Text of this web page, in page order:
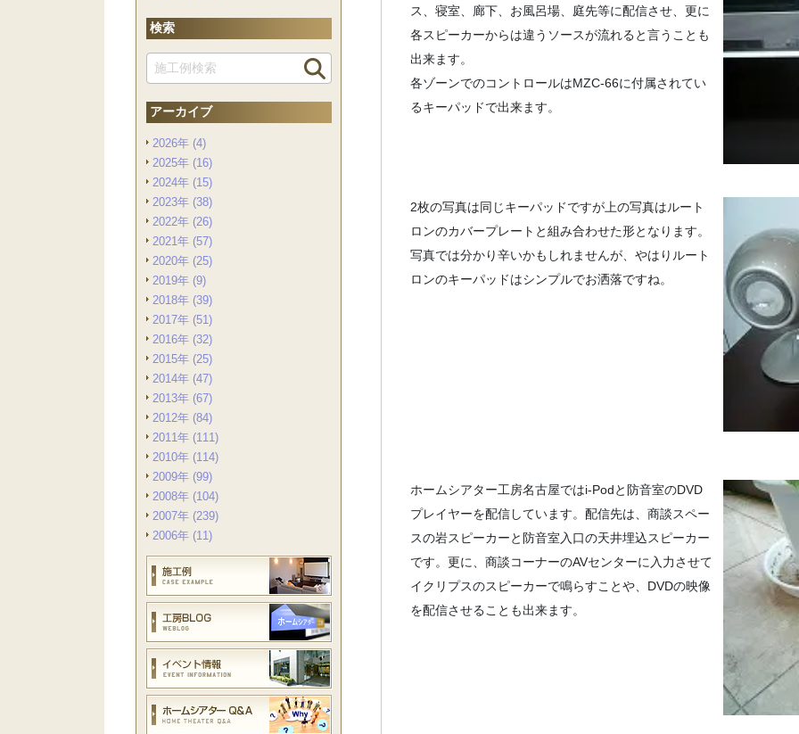
検索
アーカイブ
2026年 (4)
2025年 (16)
2024年 (15)
2023年 (38)
2022年 (26)
2021年 (57)
2020年 (25)
2019年 (9)
2018年 (39)
2017年 (51)
2016年 (32)
2015年 (25)
2014年 (47)
2013年 (67)
2012年 (84)
2011年 (111)
2010年 (114)
2009年 (99)
2008年 (104)
2007年 (239)
2006年 (11)
ス、寝室、廊下、お風呂場、庭先等に配信させ、更に
各スピーカーからは違うソースが流れると言うことも
出来ます。
各ゾーンでのコントロールはMZC-66に付属されてい
るキーパッドで出来ます。
2枚の写真は同じキーパッドですが上の写真はルート
ロンのカバープレートと組み合わせた形となります。
写真では分かり辛いかもしれませんが、やはりルート
ロンのキーパッドはシンプルでお洒落ですね。
ホームシアター工房名古屋ではi-Podと防音室のDVD
プレイヤーを配信しています。配信先は、商談スペー
スの岩スピーカーと防音室入口の天井埋込スピーカー
です。更に、商談コーナーのAVセンターに入力させて
イクリプスのスピーカーで鳴らすことや、DVDの映像
を配信させることも出来ます。